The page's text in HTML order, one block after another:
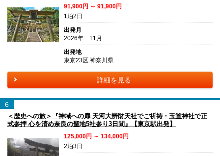
91,900円 ～ 91,900円
1泊2日
出発月
2026年 11月
出発地
東京23区 神奈川県
詳細を見る
6
＜歴史への旅＞『神域への扉 天河大辨財天社でご祈祷・玉置神社で正
式参拝 心を清め奈良の聖地5社参り3日間』【東京駅出発】
125,000円 ～ 134,000円
2泊3日